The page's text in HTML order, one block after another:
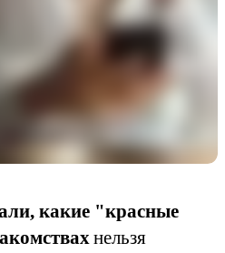
какие "красные
нельзя